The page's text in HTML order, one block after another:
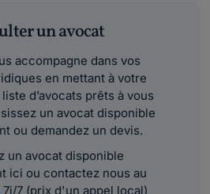
un avocat
accompagne dans vos
en mettant à votre
d’avocats prêts à vous
un avocat disponible
ou demandez un devis.
un avocat disponible
ici ou contactez nous au
7j/7 (prix d'un appel local)